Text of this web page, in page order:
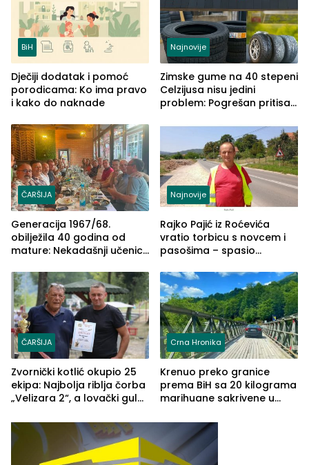
BiH
Dječiji dodatak i pomoć
porodicama: Ko ima pravo
i kako do naknade
Najnovije
Zimske gume na 40 stepeni
Celzijusa nisu jedini
problem: Pogrešan pritisak
ČARŠIJA
Generacija 1967/68.
obilježila 40 godina od
mature: Nekadašnji učenici
(FOTO)
Najnovije
Rajko Pajić iz Roćevića
vratio torbicu s novcem i
pasošima – spasio
Grčkoj
ČARŠIJA
Zvornički kotlić okupio 25
ekipa: Najbolja riblja čorba
„Velizara 2“, a lovački gulaš
Crna Hronika
Krenuo preko granice
prema BiH sa 20 kilograma
marihuane sakrivene u